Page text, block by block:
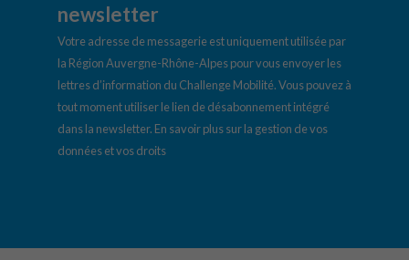
newsletter
Votre adresse de messagerie est uniquement utilisée par
la Région Auvergne-Rhône-Alpes pour vous envoyer les
lettres d’information du Challenge Mobilité. Vous pouvez à
tout moment utiliser le lien de désabonnement intégré
dans la newsletter. En savoir plus sur la gestion de vos
données et vos droits